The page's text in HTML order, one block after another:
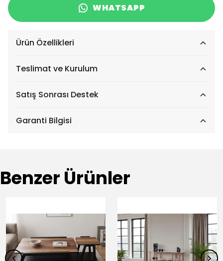
WHATSAPP
Ürün Özellikleri
Teslimat ve Kurulum
Satış Sonrası Destek
Garanti Bilgisi
Benzer Ürünler